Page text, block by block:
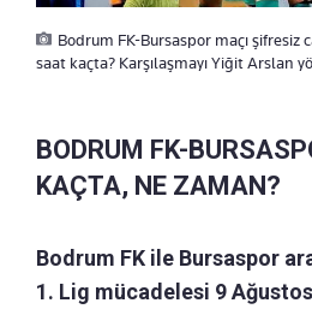
Bodrum FK-Bursaspor maçı şifresiz
saat kaçta? Karşılaşmayı Yiğit Arslan
BODRUM FK-
KAÇTA, NE ZAMAN?
Bodrum FK ile Bursaspor
1. Lig mücadelesi 9